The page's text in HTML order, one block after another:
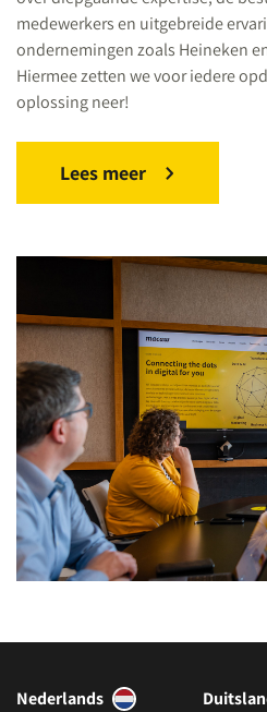
medewerkers en uitgebreide
ondernemingen zoals Heineken
Hiermee zetten we voor iedere
oplossing neer!
Lees meer
Nederlands